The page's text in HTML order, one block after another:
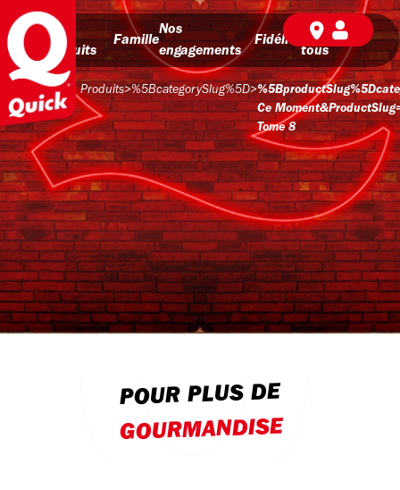
Nos
produits
Famille
Nos
engagements
Fidélité
BD pour
tous
Produits>%5BcategorySlug%5D>
Ce
Tome 8
POUR PLUS DE
GOURMANDISE